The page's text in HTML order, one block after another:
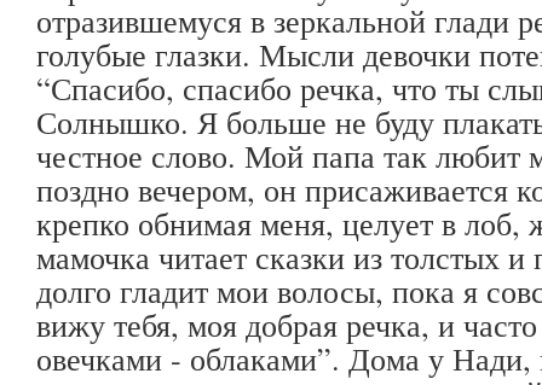
отразившемуся в зеркальной глади
голубые глазки. Мысли девочки
“Спасибо, спасибо речка, что ты
Солнышко. Я больше не буду
честное слово. Мой папа так любит
поздно вечером, он присаживается
крепко обнимая меня, целует в лоб,
мамочка читает сказки из толстых
долго гладит мои волосы, пока я
вижу тебя, моя добрая речка, и
овечками - облаками”. Дома у Нади,